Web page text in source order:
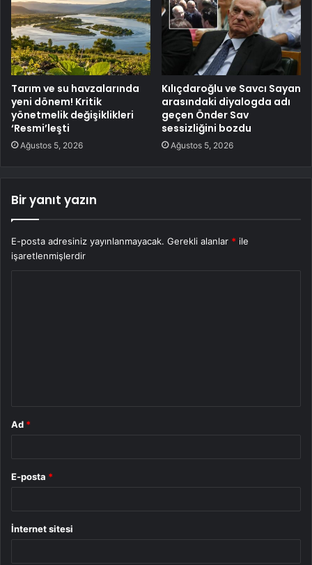
Tarım ve su havzalarında
yeni dönem! Kritik
yönetmelik değişiklikleri
‘Resmi’leşti
Ağustos 5, 2026
Kılıçdaroğlu ve Savcı Sayan
arasındaki diyalogda adı
geçen Önder Sav
sessizliğini bozdu
Ağustos 5, 2026
Bir yanıt yazın
E-posta adresiniz yayınlanmayacak. Gerekli alanlar * ile
işaretlenmişlerdir
Ad *
E-posta *
İnternet sitesi